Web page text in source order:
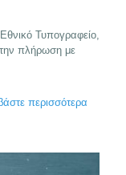
Τυπογραφείο,
πλήρωση με
περισσότερα